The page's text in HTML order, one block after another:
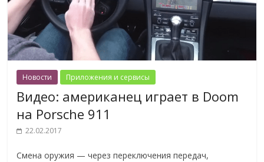
Новости Приложения и сервисы
Видео: американец играет в Doom
на Porsche 911
22.02.2017
Смена оружия — через переключения передач,